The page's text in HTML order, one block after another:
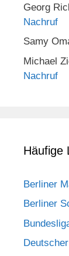
Georg
Nachruf
Samy
Michael
Nachruf
Häufige
Berliner
Berliner